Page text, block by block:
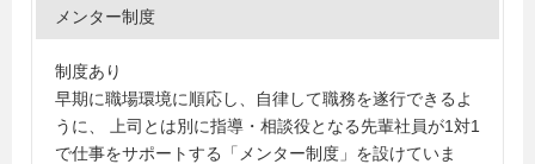
メンター制度
制度あり
早期に職場環境に順応し、自律して職務を遂行できるよ
うに、 上司とは別に指導・相談役となる先輩社員が1対1
で仕事をサポートする「メンター制度」を設けていま